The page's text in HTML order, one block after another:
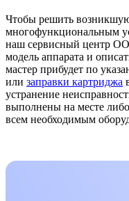
Чтобы решить
многофункциональным
наш сервисный центр
модель аппарата и
мастер прибудет по
или заправки картриджа
устранение
выполнены на месте
всем необходимым